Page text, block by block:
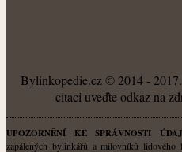
Bylinkopedie.cz © 2014 -
citaci uveďte odkaz na
UPOZORNĚNÍ KE SPRÁVNOSTI
zapálených bylinkářů a milovníků